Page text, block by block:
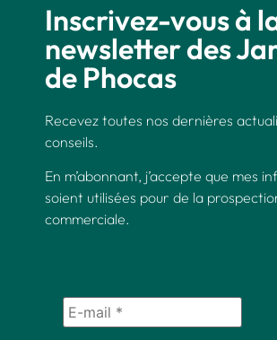
Inscrivez-vous à
newsletter des
de Phocas
Recevez toutes nos dernières
conseils.
En m’abonnant, j’accepte que mes
soient utilisées pour de la
commerciale.